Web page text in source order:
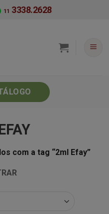
11 3338.2628
com a tag “2ml Efay”